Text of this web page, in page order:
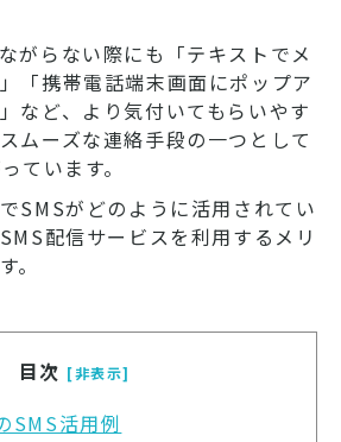
がらない際にも「テキストでメ
「携帯電話端末画面にポップア
など、より気付いてもらいやす
ムーズな連絡手段の一つとして
ています。
SMSがどのように活用されてい
配信サービスを利用するメリ
。
目次 [非表示]
SMS活用例